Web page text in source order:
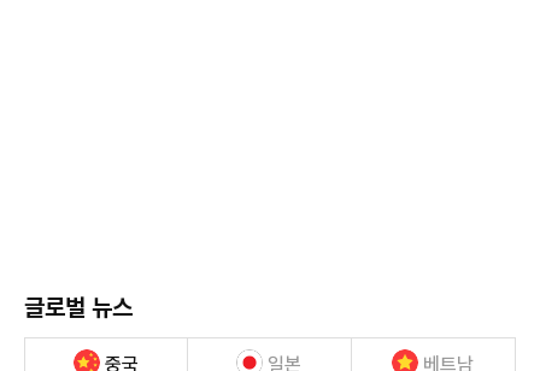
글로벌 뉴스
중국 일본 베트남